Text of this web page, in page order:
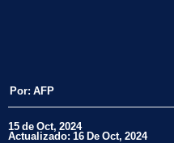
Por: AFP
15 de Oct, 2024
Actualizado: 16 De Oct, 2024